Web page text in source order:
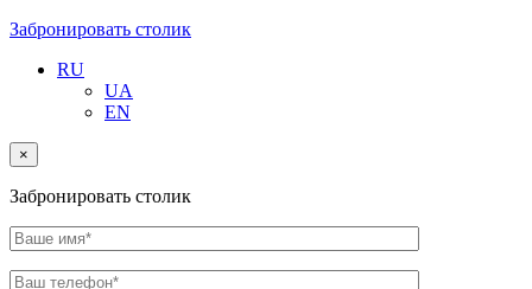
Забронировать столик
RU
UA
EN
×
Забронировать столик